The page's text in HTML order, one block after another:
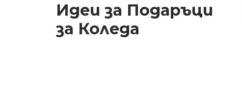
Идеи за Подаръци
за Коледа